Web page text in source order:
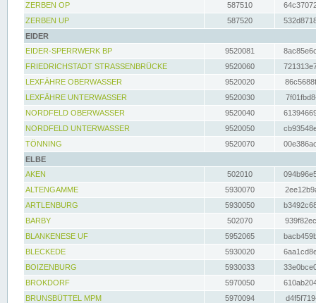
ZERBEN OP
587510
ZERBEN UP
587520
EIDER
EIDER-SPERRWERK BP
9520081
FRIEDRICHSTADT STRASSENBRÜCKE
9520060
LEXFÄHRE OBERWASSER
9520020
LEXFÄHRE UNTERWASSER
9520030
NORDFELD OBERWASSER
9520040
NORDFELD UNTERWASSER
9520050
TÖNNING
9520070
ELBE
AKEN
502010
ALTENGAMME
5930070
ARTLENBURG
5930050
BARBY
502070
BLANKENESE UF
5952065
BLECKEDE
5930020
BOIZENBURG
5930033
BROKDORF
5970050
BRUNSBÜTTEL MPM
5970094